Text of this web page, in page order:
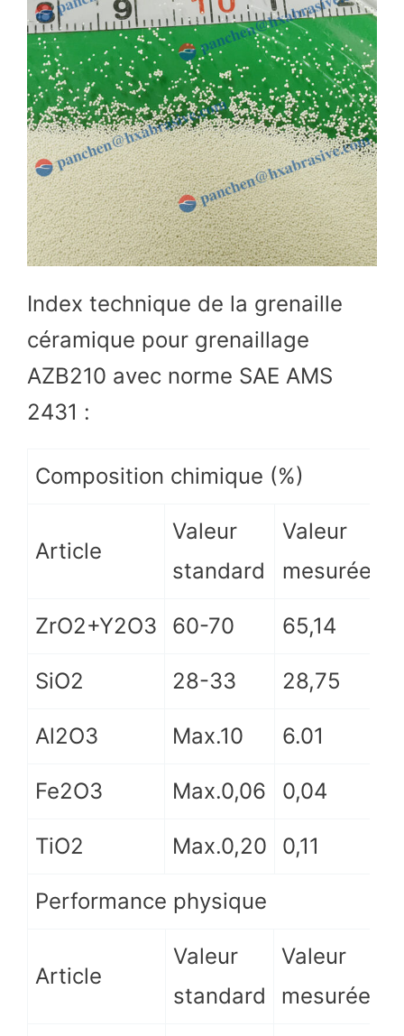
Index technique de la grenaille
céramique pour grenaillage
AZB210 avec norme SAE AMS
2431 :
Composition chimique (%)
Article
Valeur
standard
Valeur
mesurée
ZrO2+Y2O3 60-70 65,14
SiO2 28-33 28,75
Al2O3 Max.10 6.01
Fe2O3 Max.0,06 0,04
TiO2 Max.0,20 0,11
Performance physique
Article
Valeur
standard
Valeur
mesurée